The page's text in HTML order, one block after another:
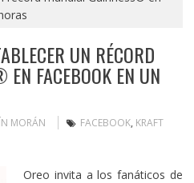
UN RÉCORD
FACEBOOK EN UN
MORÁN FACEBOOK, KRAFT
Oreo invita a los fanáticos de